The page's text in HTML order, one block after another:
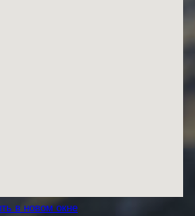
в новом окне